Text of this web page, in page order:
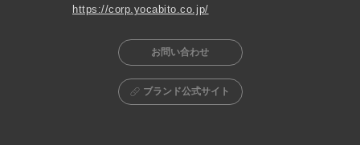
https://corp.yocabito.co.jp/
お問い合わせ
ブランド公式サイト